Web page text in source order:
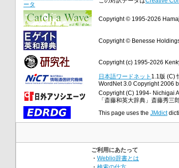
ータ
Copyright © 1995-2026
Copyright © Benesse
Copyright (c) 1995-2026
日本語ワードネット 1.1版 (C)
WordNet 3.0 Copyright 2006
Copyright (C) 1994- Nichigai
「斎藤和英大辞典」斎藤秀
This page uses the JMdict
ご利用にあたって
・ Weblio辞書とは
・ 検索の仕方